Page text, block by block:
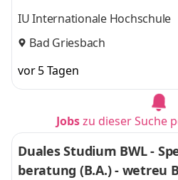
Therme GmbH & Co. KG
IU Internationale Hochschule
Bad Griesbach
vor 5 Tagen
Jobszu dieser Suche
Duales Studium BWL -
beratung (B.A.) - wetreu